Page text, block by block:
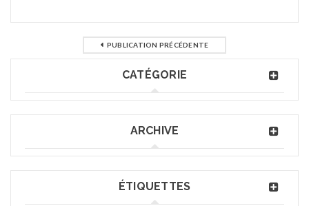
PUBLICATION PRÉCÉDENTE
CATÉGORIE
ARCHIVE
ÉTIQUETTES